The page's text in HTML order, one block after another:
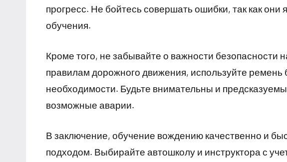
прогресс. Не бойтесь совершать ошибки, так как они
обучения.
Кроме того, не забывайте о важности безопасности
правилам дорожного движения, используйте ремень
необходимости. Будьте внимательны и
возможные аварии.
В заключение, обучение вождению качественно и
подходом. Выбирайте автошколу и инструктора с